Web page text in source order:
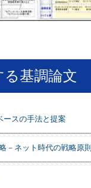
基調論文
ースの手法と提案
－ネット時代の戦略原則